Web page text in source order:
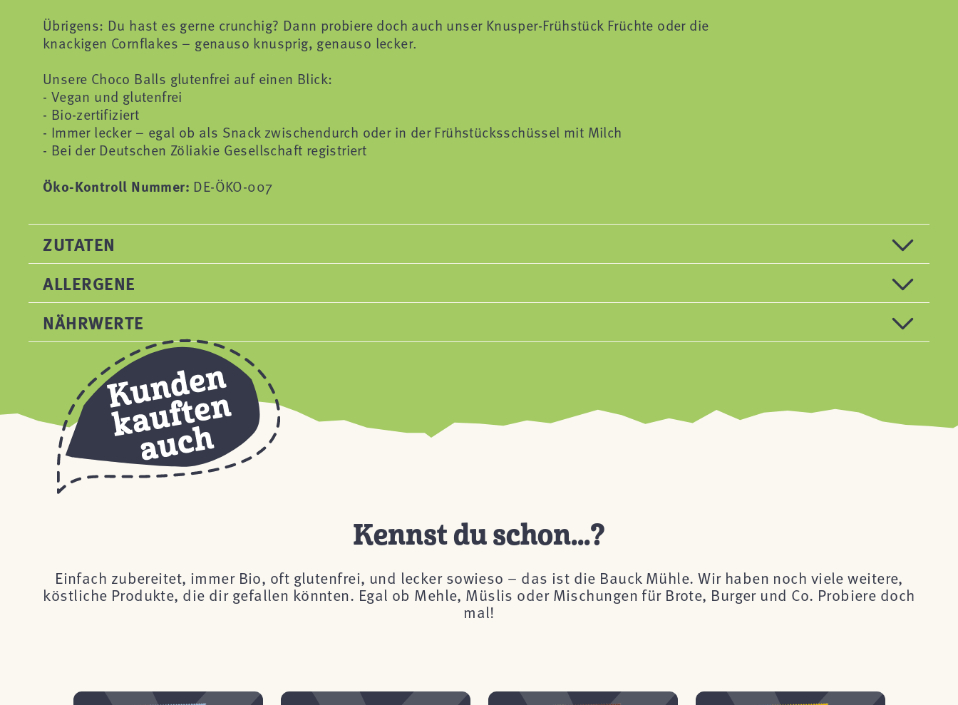
Übrigens: Du hast es gerne crunchig? Dann probiere doch auch unser Knusper-Frühstück Früchte oder die
knackigen Cornflakes – genauso knusprig, genauso lecker.
Unsere Choco Balls glutenfrei auf einen Blick:
- Vegan und glutenfrei
- Bio-zertifiziert
- Immer lecker – egal ob als Snack zwischendurch oder in der Frühstücksschüssel mit Milch
- Bei der Deutschen Zöliakie Gesellschaft registriert
Öko-Kontroll Nummer: DE-ÖKO-007
ZUTATEN
ALLERGENE
NÄHRWERTE
Kennst du schon...?
Einfach zubereitet, immer Bio, oft glutenfrei, und lecker sowieso – das ist die Bauck Mühle. Wir haben noch viele weitere,
köstliche Produkte, die dir gefallen könnten. Egal ob Mehle, Müslis oder Mischungen für Brote, Burger und Co. Probiere doch
mal!